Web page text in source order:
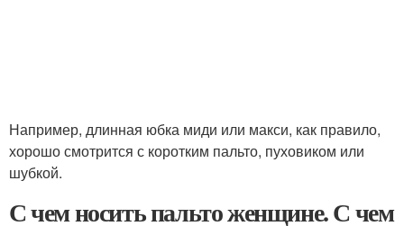
Например, длинная юбка миди или макси, как правило,
хорошо смотрится с коротким пальто, пуховиком или
шубкой.
С чем носить пальто женщине. С чем